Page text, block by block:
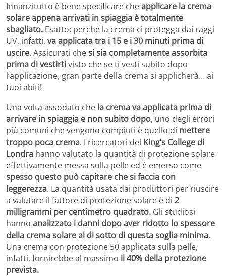
Innanzitutto è bene specificare cheapplicare la crema
solare appena arrivati in spiaggia è totalmente
sbagliato. Esatto: perché la crema ci protegga dai raggi
UV, infatti, va applicata tra i 15 e i 30 minuti prima di
uscire. Assicurati chesi sia completamente assorbita
prima di vestirtivisto che se ti vesti subito dopo
l’applicazione, gran parte della crema si applicherà… ai
tuoi abiti!
Una volta assodato che la crema va applicata prima di
arrivare in spiaggia e non subito dopo, uno degli errori
più comuni che vengono compiuti è quello di mettere
troppo poca crema. I ricercatori del King’s College di
Londra hanno valutato la quantità di protezione solare
effettivamente messa sulla pelle ed è emerso come
spesso questo può capitare che si faccia con
leggerezza. La quantità usata dai produttori per riuscire
a valutare il fattore di protezione solare è di 2
milligrammi per centimetro quadrato. Gli studiosi
hanno analizzato i danni dopo aver ridotto lo spessore
della crema solare al di sotto di questa soglia minima.
Una crema con protezione 50 applicata sulla pelle,
infatti, fornirebbe al massimo il 40% della protezione
prevista.